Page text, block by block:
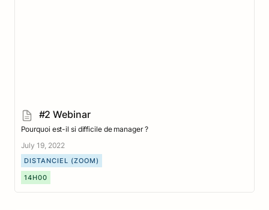
#2 Webinar
Pourquoi est-il si difficile de manager ?
July 19, 2022
DISTANCIEL (ZOOM)
14H00